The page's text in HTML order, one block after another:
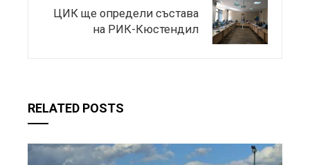
ЦИК ще определи състава
на РИК-Кюстендил
RELATED POSTS